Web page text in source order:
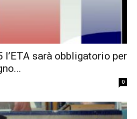
l’ETA sarà obbligatorio per
0